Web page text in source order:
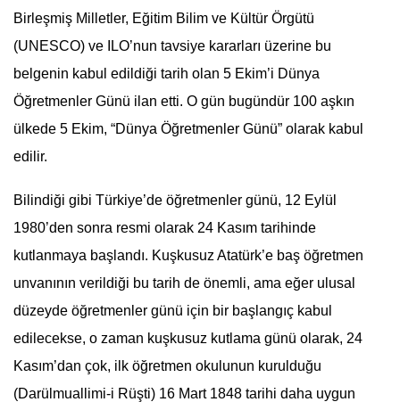
Birleşmiş Milletler, Eğitim Bilim ve Kültür Örgütü
(UNESCO) ve ILO’nun tavsiye kararları üzerine bu
belgenin kabul edildiği tarih olan 5 Ekim’i Dünya
Öğretmenler Günü ilan etti. O gün bugündür 100 aşkın
ülkede 5 Ekim, “Dünya Öğretmenler Günü” olarak kabul
edilir.
Bilindiği gibi Türkiye’de öğretmenler günü, 12 Eylül
1980’den sonra resmi olarak 24 Kasımtarihinde
kutlanmaya başlandı. Kuşkusuz Atatürk’e baş öğretmen
unvanının verildiği bu tarih de önemli, ama eğer ulusal
düzeyde öğretmenler günü için bir başlangıç kabul
edilecekse, o zaman kuşkusuz kutlama günü olarak, 24
Kasım’dan çok, ilk öğretmen okulunun kurulduğu
(Darülmuallimi-i Rüşti) 16 Mart 1848 tarihi daha uygun